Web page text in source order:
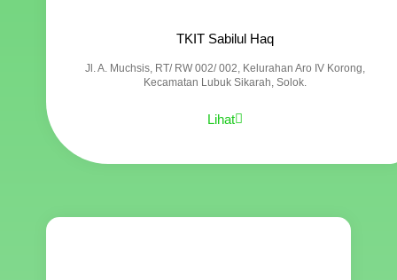
TKIT Sabilul Haq
Jl. A. Muchsis, RT/ RW 002/ 002, Kelurahan Aro IV Korong,
Kecamatan Lubuk Sikarah, Solok.
Lihat